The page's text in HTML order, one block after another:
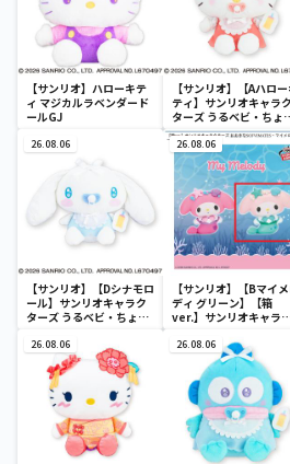
【サンリオ】ハローキテ
ィ マジカルラベンダード
ールGJ
【サンリオ】【Aハロー
ティ】サンリオキャラク
ターズ うるベビ・ちょ
デカドール
26.08.06
【サンリオ】【Dシナモロ
ール】サンリオキャラク
ターズ うるベビ・ちょい
26.08.06
【サンリオ】【Bマイ
ディ グリーン】【箱
ver.】サンリオキャラ
SOFVIMATES～マイメロ
ディ マーメイドver. ～
26.08.06 26.08.06